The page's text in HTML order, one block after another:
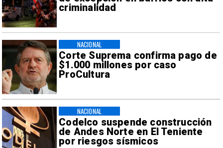
criminalidad
Corte Suprema confirma pago de
$1.000 millones por caso
ProCultura
NACIONAL
Codelco suspende construcción
de Andes Norte en El Teniente
por riesgos sísmicos
NACIONAL